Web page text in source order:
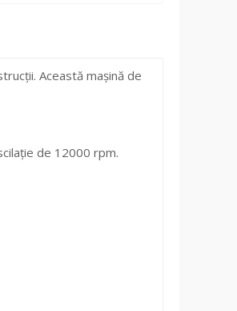
Această mașină de
de 12000 rpm.